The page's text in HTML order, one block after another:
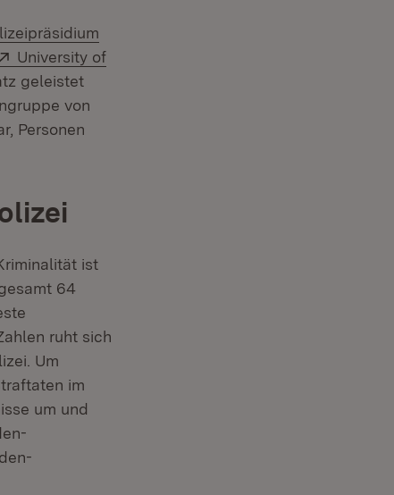
Extern:
University of
geleistet
von
Personen
ist
64
ruht sich
Um
im
um und